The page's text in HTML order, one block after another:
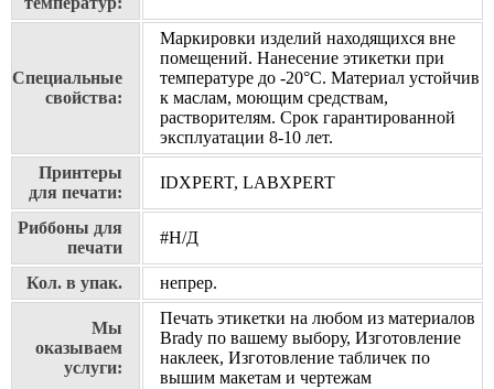
Специальные
свойства:
Маркировки изделий находящихся вне
помещений. Нанесение этикетки при
температуре до -20°C. Материал устойчив
к маслам, моющим средствам,
растворителям. Срок гарантированной
эксплуатации 8-10 лет.
Принтеры
для печати:
IDXPERT, LABXPERT
Риббоны для
печати
#Н/Д
Кол. в упак. непрер.
Мы
оказываем
услуги:
Печать этикетки на любом из материалов
Brady по вашему выбору, Изготовление
наклеек, Изготовление табличек по
вышим макетам и чертежам